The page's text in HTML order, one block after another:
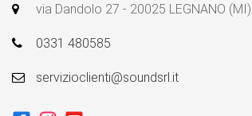
via Dandolo 27 - 20025 LEGNANO (MI)
0331 480585
servizioclienti@soundsrl.it